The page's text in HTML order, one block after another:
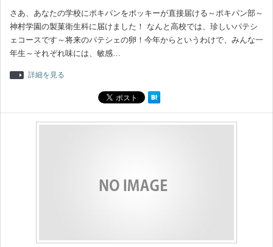
さあ、あなたの学校にポキパンをポッキーが直接届ける～ポキパン部～
神村学園の製菓衛生科に届けました！ なんと高校では、珍しいパテシ
ェコースです～将来のパテシェの卵！今年からというわけで、みんな一
年生～それぞれ味には、敏感…
詳細を見る